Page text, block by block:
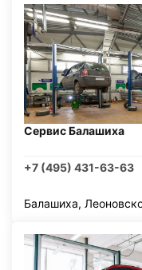
Сервис Балашиха
+7 (495) 431-63-63
Балашиха,